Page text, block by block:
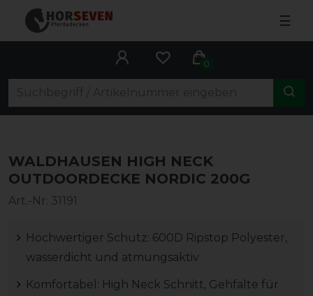
☰
0
WALDHAUSEN HIGH NECK
OUTDOORDECKE NORDIC 200G
Art.-Nr: 31191
Hochwertiger Schutz: 600D Ripstop Polyester,
wasserdicht und atmungsaktiv
Komfortabel: High Neck Schnitt, Gehfalte für